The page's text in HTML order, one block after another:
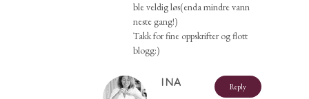
ble veldig løs(enda mindre vann
neste gang!)
Takk for fine oppskrifter og flott
blogg:)
Reply
INA